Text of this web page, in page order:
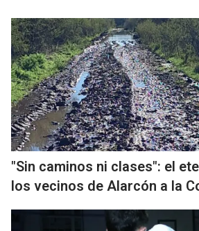
"Sin caminos ni clases": el
los vecinos de Alarcón a la